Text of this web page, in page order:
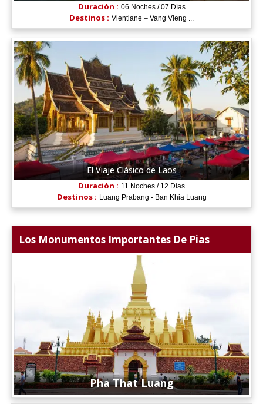
Duración : 06 Noches / 07 Días
Destinos : Vientiane – Vang Vieng ...
El Viaje Clásico de Laos
Duración : 11 Noches / 12 Días
Destinos : Luang Prabang - Ban Khia Luang
Los Monumentos Importantes De Pias
Pha That Luang